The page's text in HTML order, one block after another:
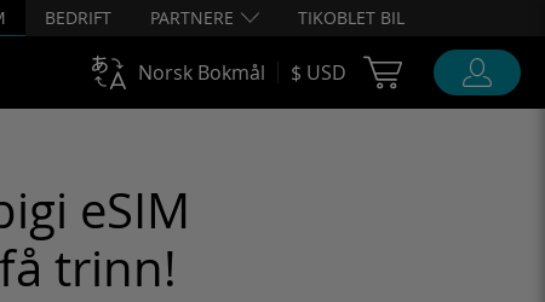
BEDRIFT PARTNERE TIKOBLET BIL
Norsk Bokmål $ USD Cart Ubigi
eSIM
trinn!